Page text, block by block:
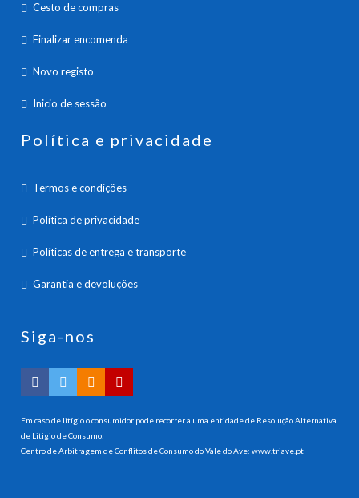
Cesto de compras
Finalizar encomenda
Novo registo
Inicio de sessão
Política e privacidade
Termos e condições
Política de privacidade
Políticas de entrega e transporte
Garantia e devoluções
Siga-nos
Em caso de litígio o consumidor pode recorrer a uma entidade de Resolução Alternativa
de Litigio de Consumo:
Centro de Arbitragem de Conflitos de Consumo do Vale do Ave:www.triave.pt